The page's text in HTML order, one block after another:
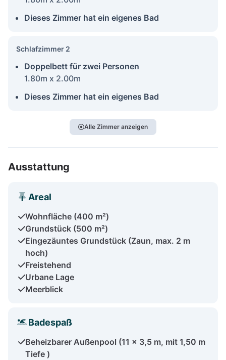
Dieses Zimmer hat ein eigenes Bad
Schlafzimmer 2
Doppelbett für zwei Personen
1.80m x 2.00m
Dieses Zimmer hat ein eigenes Bad
Alle Zimmer anzeigen
Ausstattung
Areal
Wohnfläche (400 m²)
Grundstück (500 m²)
Eingezäuntes Grundstück (Zaun, max. 2 m
hoch)
Freistehend
Urbane Lage
Meerblick
Badespaß
Beheizbarer Außenpool (11 x 3,5 m, mit 1,50 m
Tiefe )